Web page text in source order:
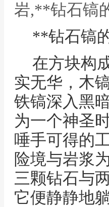
岩,**钻石镐
**钻石镐
在方块构
实无华，木
铁镐深入黑
为一个神圣
唾手可得的
险境与岩浆
三颗钻石与
它便静静地